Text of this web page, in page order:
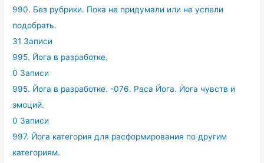
990. Без рубрики. Пока не придумали или не успели
подобрать.
31 Записи
995. Йога в разработке.
0 Записи
995. Йога в разработке. -076. Раса Йога. Йога чувств и
эмоций.
0 Записи
997. Йога категория для расформирования по другим
категориям.